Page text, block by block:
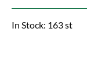
In Stock: 163 st